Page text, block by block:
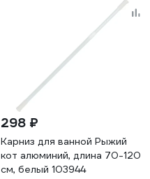
298 ₽
Карниз для ванной Рыжий
кот алюминий, длина 70-120
см, белый 103944